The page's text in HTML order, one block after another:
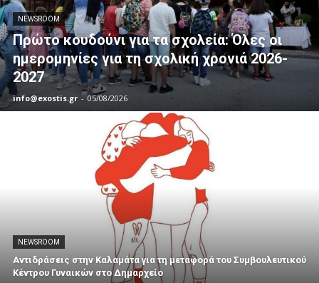
NEWSROOM
Πρώτο κουδούνι για τα σχολεία: Όλες οι
ημερομηνίες για τη σχολική χρονιά 2026-
2027
info@exostis.gr - 05/08/2026
NEWSROOM
Αντιδράσεις στην Καλαμάτα για τη μεταφορά του Συμβουλευτικού
Κέντρου Γυναικών στο Δημαρχείο